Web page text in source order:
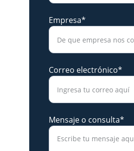
Empresa*
Correo electrónico*
Mensaje o consulta*